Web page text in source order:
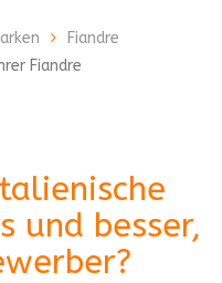
Fiandre
Fiandre
und besser,